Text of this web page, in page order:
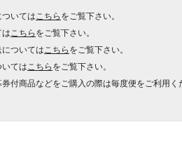
いては こちらをご覧下さい。
こちらをご覧下さい。
ついては こちらをご覧下さい。
ては こちらをご覧下さい。
付商品などをご購入の際は毎度便をご利用く